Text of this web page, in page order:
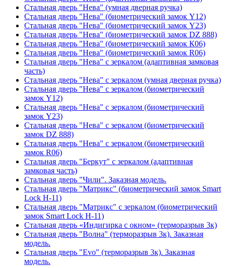
Стальная дверь "Нева" (умная дверная ручка)
Стальная дверь "Нева" (биометрический замок Y12)
Стальная дверь "Нева" (биометрический замок Y23)
Стальная дверь "Нева" (биометрический замок DZ 888)
Стальная дверь "Нева" (биометрический замок К06)
Стальная дверь "Нева" (биометрический замок R06)
Стальная дверь "Нева" с зеркалом (адаптивная замковая
часть)
Стальная дверь "Нева" с зеркалом (умная дверная ручка)
Стальная дверь "Нева" с зеркалом (биометрический
замок Y12)
Стальная дверь "Нева" с зеркалом (биометрический
замок Y23)
Стальная дверь "Нева" с зеркалом (биометрический
замок DZ 888)
Стальная дверь "Нева" с зеркалом (биометрический
замок R06)
Стальная дверь "Беркут" с зеркалом (адаптивная
замковая часть)
Стальная дверь "Чили". Заказная модель.
Стальная дверь "Матрикс" (биометрический замок Smart
Lock H-11)
Стальная дверь "Матрикс" с зеркалом (биометрический
замок Smart Lock H-11)
Стальная дверь «Индигирка с окном» (терморазрыв 3к)
Стальная дверь "Волна" (терморазрыв 3к). Заказная
модель.
Стальная дверь "Evo" (терморазрыв 3к). Заказная
модель.